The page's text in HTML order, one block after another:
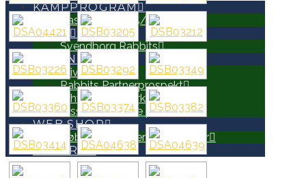
KAMPPROGRAM
Basketligaen 25/26
HOLD
Svendborg Rabbits
PARTNERE
Bliv Partner
Rabbits Partnerprospekt
Erhvervsnetværk
Disse er allerede partnere
WEB SHOP
Køb Rabbits merchandise her
SEARCH